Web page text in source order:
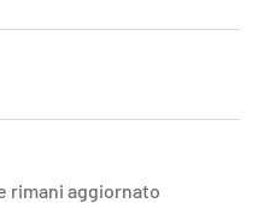
rimani aggiornato